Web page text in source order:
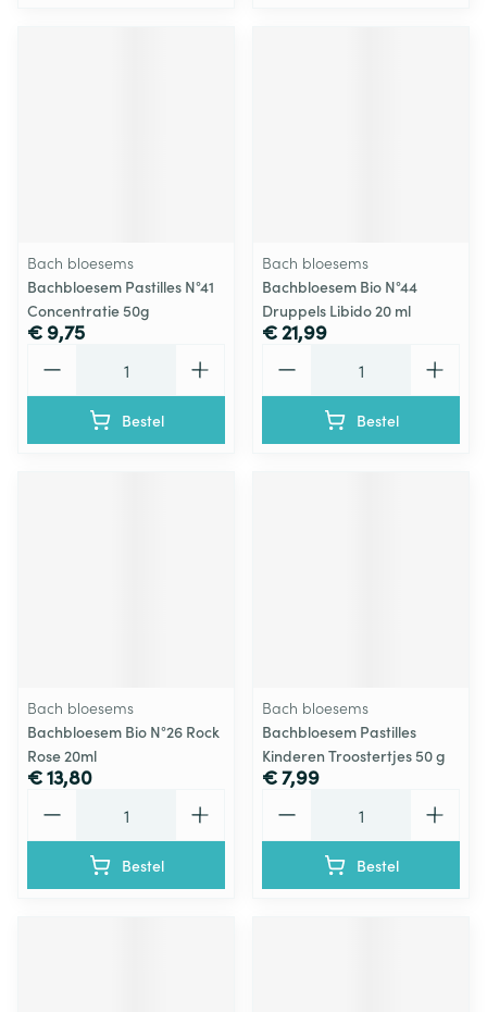
Bach bloesems
Bachbloesem Pastilles N°41
Concentratie 50g
€ 9,75
Bestel
Bach bloesems
Bachbloesem Bio N°44
Druppels Libido 20 ml
€ 21,99
Bestel
Bach bloesems
Bachbloesem Bio N°26 Rock
Rose 20ml
€ 13,80
Bestel
Bach bloesems
Bachbloesem Pastilles
Kinderen Troostertjes 50 g
€ 7,99
Bestel